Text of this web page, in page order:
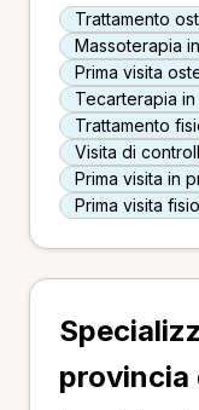
Trattamento
Massoterapia
Prima visita
Tecarterapia
Trattamento
Visita di
Prima visita in
Prima visita
provincia